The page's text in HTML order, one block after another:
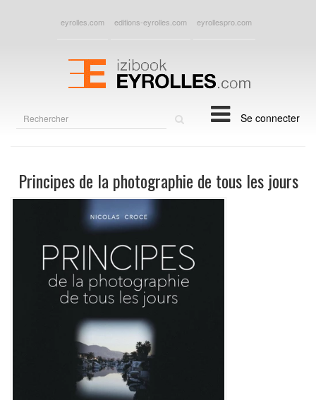
eyrolles.com editions-eyrolles.com eyrollespro.com
Se connecter
Principes de la photographie de tous les jours